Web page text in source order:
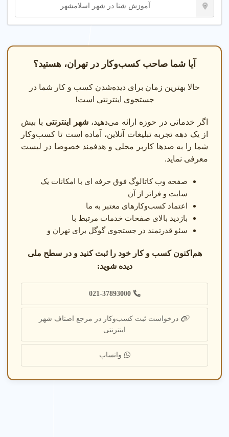
آموزش شنا در شهر اسلامشهر
آیا شما صاحب کسب‌وکار در تهران، هستید؟
حالا بهترین زمان برای دیده‌شدن کسب و کار شما در
جستجوی اینترنتی است!
اگر خدماتی در حوزه ارائه می‌دهید،شهر اینترنتی با بیش
از یک دهه تجربه تبلیغات آنلاین، آماده است تا کسب‌وکار
شما را به صدها کاربر محلی و هدفمند خصوصا در لیست
معرفی نماید.
صفحه وب کاتالوگ فوق حرفه ای با امکانات یک
سایت و فراتر از آن
اعتماد کسب‌وکارهای معتبر به ما
بازدید بالای صفحات خدمات مرتبط با
سئو قدرتمند در جستجوی گوگل برای تهران و
هم‌اکنون کسب و کار خود را ثبت کنید و در سطح ملی
دیده شوید:
021-37893000
درخواست ثبت کسب‌وکار در مرجع اصناف شهر
اینترنتی
واتساپ